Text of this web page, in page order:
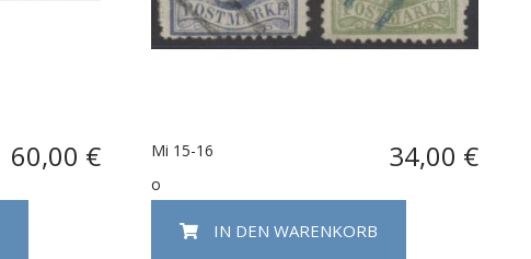
60,00 € Mi 15-16 34,00 €
o
IN DEN WARENKORB